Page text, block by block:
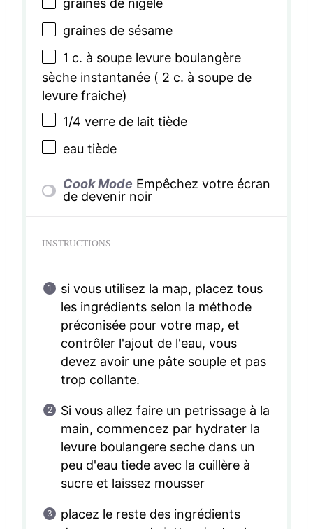
graines de nigele
graines de sésame
1 c. à soupe levure boulangère
sèche instantanée ( 2 c. à soupe de
levure fraiche)
1/4 verre de lait tiède
eau tiède
Cook Mode Empêchez votre écran
de devenir noir
INSTRUCTIONS
si vous utilisez la map, placez tous
les ingrédients selon la méthode
préconisée pour votre map, et
contrôler l'ajout de l'eau, vous
devez avoir une pâte souple et pas
trop collante.
Si vous allez faire un petrissage à la
main, commencez par hydrater la
levure boulangere seche dans un
peu d'eau tiede avec la cuillère à
sucre et laissez mousser
placez le reste des ingrédients